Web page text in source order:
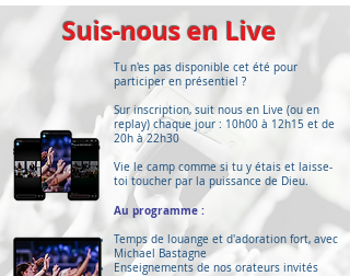
Suis-nous en Live
Tu n'es pas disponible cet été pour
participer en présentiel ?
Sur inscription, suit nous en Live (ou en
replay) chaque jour : 10h00 à 12h15 et de
20h à 22h30
Vie le camp comme si tu y étais et laisse-
toi toucher par la puissance de Dieu.
Au programme :
Temps de louange et d'adoration fort, avec
Michael Bastagne
Enseignements de nos orateurs invités